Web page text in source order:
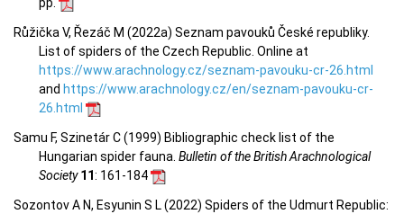
pp.
Růžička V, Řezáč M (2022a) Seznam pavouků České republiky.
List of spiders of the Czech Republic. Online at
https://www.arachnology.cz/seznam-pavouku-cr-26.html
and https://www.arachnology.cz/en/seznam-pavouku-cr-
26.html
Samu F, Szinetár C (1999) Bibliographic check list of the
Hungarian spider fauna. Bulletin of the British Arachnological
Society11: 161-184
Sozontov A N, Esyunin S L (2022) Spiders of the Udmurt Republic: